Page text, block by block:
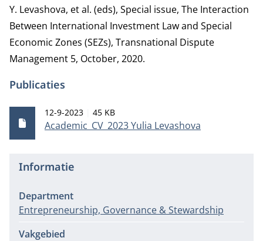
Y. Levashova, et al. (eds), Special issue, The Interaction
Between International Investment Law and Special
Economic Zones (SEZs), Transnational Dispute
Management 5, October, 2020.
Publicaties
Academic_CV_2023 Yulia Levashova
Publicatiedatum
12-9-2023 Bestandsgrootte
45 KB
Informatie
Department
Entrepreneurship, Governance & Stewardship
Vakgebied